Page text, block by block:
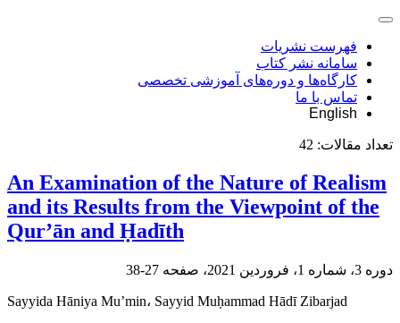
فهرست نشریات
سامانه نشر کتاب
کارگاه‌ها و دوره‌های آموزشی تخصصی
تماس با ما
English
تعداد مقالات: 42
An Examination of the Nature of Realism
and its Results from the Viewpoint of the
Qur’ān and Ḥadīth
دوره 3، شماره 1، فروردین 2021، صفحه 27-38
Sayyida Hāniya Mu’min، Sayyid Muḥammad Hādī Zibarjad